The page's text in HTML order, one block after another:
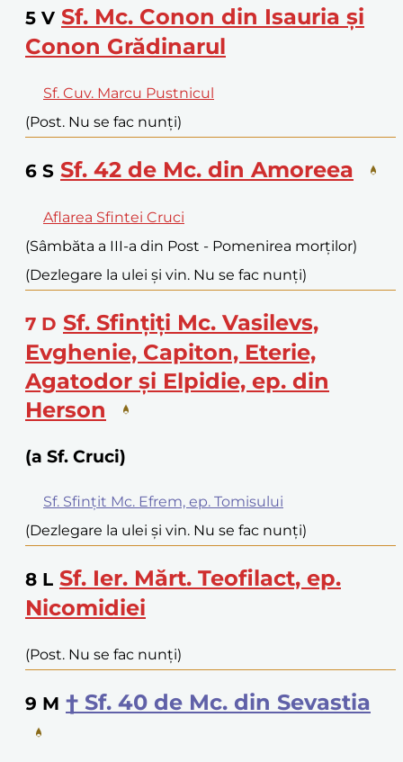
5 V Sf. Mc. Conon din Isauria și
Conon Grădinarul
Sf. Cuv. Marcu Pustnicul
(Post. Nu se fac nunți)
6 S Sf. 42 de Mc. din Amoreea
Aflarea Sfintei Cruci
(Sâmbăta a III-a din Post - Pomenirea morților)
(Dezlegare la ulei și vin. Nu se fac nunți)
7 D Sf. Sfințiți Mc. Vasilevs,
Evghenie, Capiton, Eterie,
Agatodor și Elpidie, ep. din
Herson
(a Sf. Cruci)
Sf. Sfințit Mc. Efrem, ep. Tomisului
(Dezlegare la ulei și vin. Nu se fac nunți)
8 L Sf. Ier. Mărt. Teofilact, ep.
Nicomidiei
(Post. Nu se fac nunți)
9 M † Sf. 40 de Mc. din Sevastia